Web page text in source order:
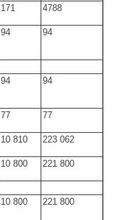
171 4788
94 94
94 94
77 77
10 810 223 062
10 800 221 800
10 800 221 800